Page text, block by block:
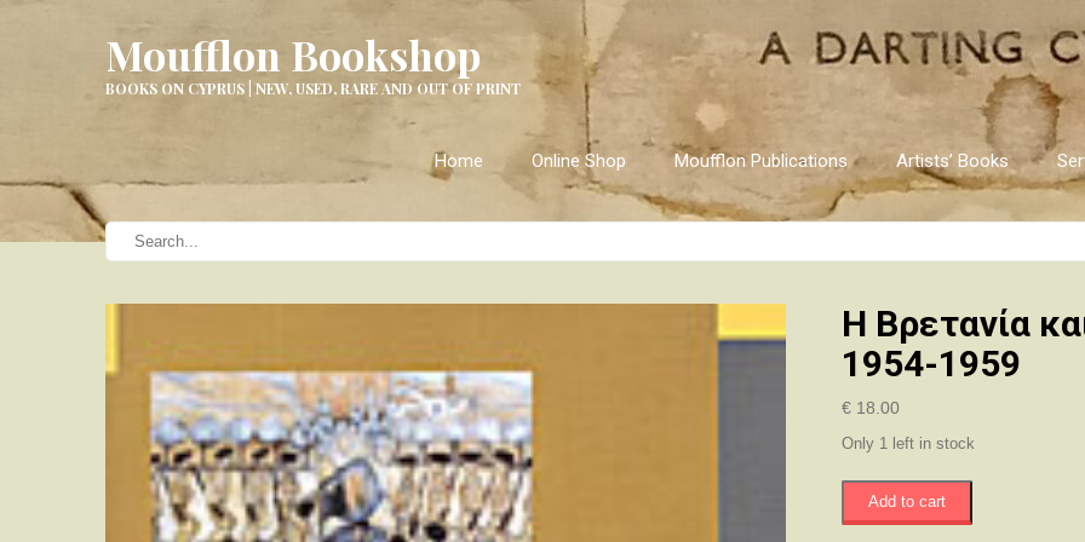
Moufflon Bookshop
BOOKS ON CYPRUS | NEW, USED, RARE AND OUT OF PRINT
Home Online Shop Moufflon Publications Artists’ Books
Η Βρετανία
1954-1959
€ 18.00
Only 1 left in stock
Add to cart